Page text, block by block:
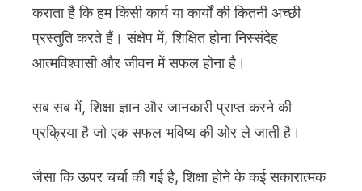
कराता है कि हम किसी कार्य या कार्यों की कितनी अच्छी
प्रस्तुति करते हैं। संक्षेप में, शिक्षित होना निस्संदेह
आत्मविश्वासी और जीवन में सफल होना है।
सब सब में, शिक्षा ज्ञान और जानकारी प्राप्त करने की
प्रक्रिया है जो एक सफल भविष्य की ओर ले जाती है।
जैसा कि ऊपर चर्चा की गई है, शिक्षा होने के कई सकारात्मक